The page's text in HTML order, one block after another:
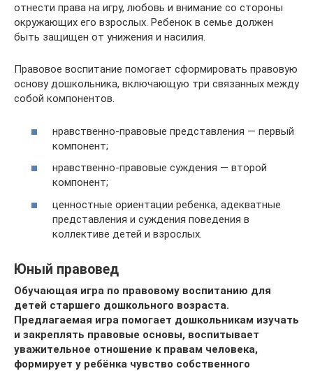
отнести права на игру, любовь и внимание со стороны
окружающих его взрослых. Ребенок в семье должен
быть защищен от унижения и насилия.
Правовое воспитание помогает сформировать правовую
основу дошкольника, включающую три связанных между
собой компонентов.
нравственно-правовые представления — первый
компонент;
нравственно-правовые суждения — второй
компонент;
ценностные ориентации ребенка, адекватные
представления и суждения поведения в
коллективе детей и взрослых.
Юный правовед
Обучающая игра по правовому воспитанию для
детей старшего дошкольного возраста.
Предлагаемая игра помогает дошкольникам изучать
и закреплять правовые основы, воспитывает
уважительное отношение к правам человека,
формирует у ребёнка чувство собственного